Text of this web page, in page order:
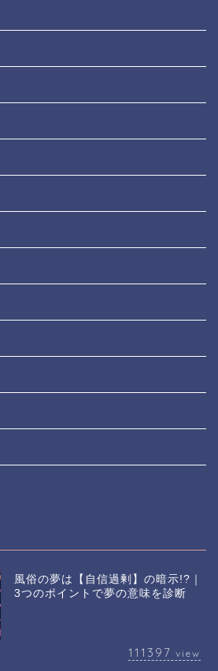
風俗の夢は【自信過剰】の暗示!?｜
3つのポイントで夢の意味を診断
111397 view